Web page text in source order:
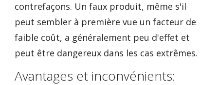
contrefaçons. Un faux produit, même s'il
peut sembler à première vue un facteur de
faible coût, a généralement peu d'effet et
peut être dangereux dans les cas extrêmes.
Avantages et inconvénients: